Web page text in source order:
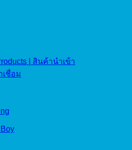
| สินค้านำเข้า
เชื่อม